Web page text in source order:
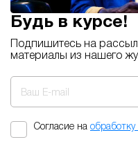
Будь в курсе!
Подпишитесь на
материалы из нашего
Ваш E-mail
Согласие на